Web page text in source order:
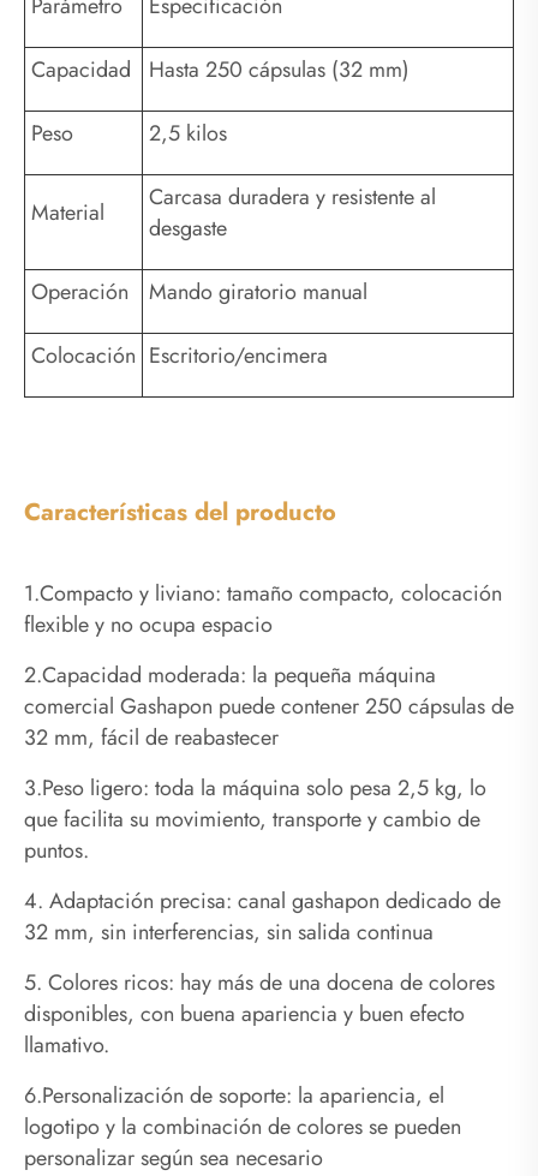
Capacidad Hasta 250 cápsulas (32 mm)
Peso 2,5 kilos
Material
Carcasa duradera y resistente al
desgaste
Operación Mando giratorio manual
Colocación Escritorio/encimera
Características del producto
1.Compacto y liviano: tamaño compacto, colocación
flexible y no ocupa espacio
2.Capacidad moderada: la pequeña máquina
comercial Gashapon puede contener 250 cápsulas de
32 mm, fácil de reabastecer
3.Peso ligero: toda la máquina solo pesa 2,5 kg, lo
que facilita su movimiento, transporte y cambio de
puntos.
4. Adaptación precisa: canal gashapon dedicado de
32 mm, sin interferencias, sin salida continua
5. Colores ricos: hay más de una docena de colores
disponibles, con buena apariencia y buen efecto
llamativo.
6.Personalización de soporte: la apariencia, el
logotipo y la combinación de colores se pueden
personalizar según sea necesario